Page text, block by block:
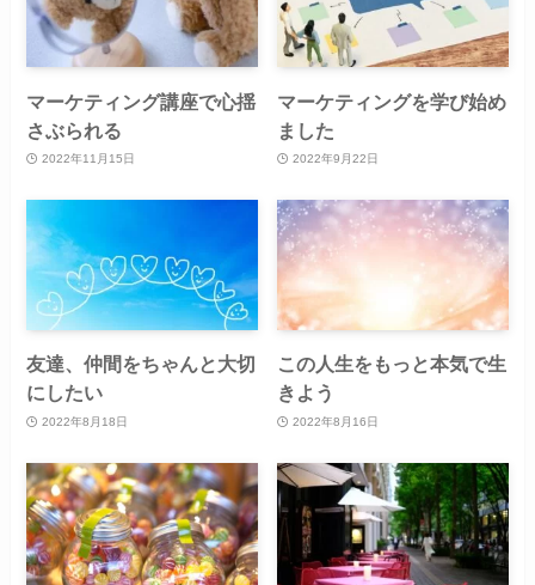
マーケティング講座で心揺
さぶられる
2022年11月15日
マーケティングを学び始め
ました
2022年9月22日
友達、仲間をちゃんと大切
にしたい
2022年8月18日
この人生をもっと本気で生
きよう
2022年8月16日